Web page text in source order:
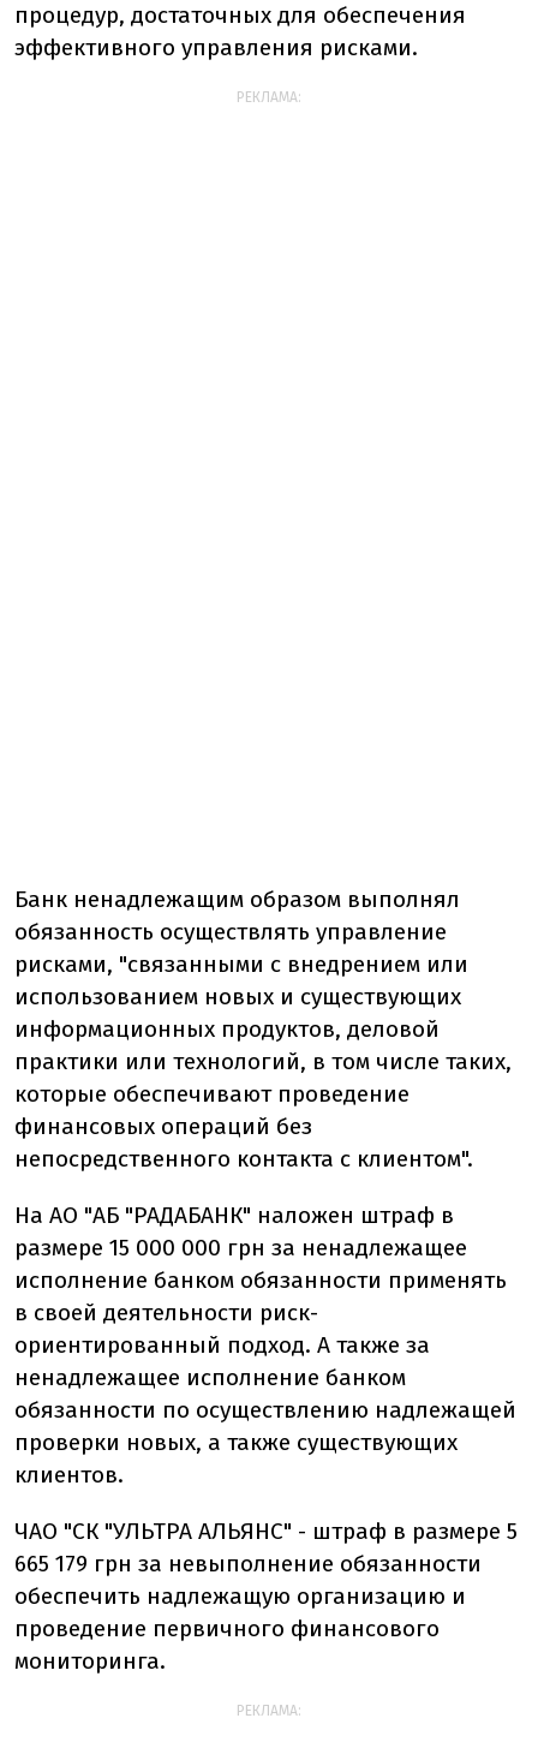
процедур, достаточных для обеспечения
эффективного управления рисками.
РЕКЛАМА:
Банк ненадлежащим образом выполнял
обязанность осуществлять управление
рисками, "связанными с внедрением или
использованием новых и существующих
информационных продуктов, деловой
практики или технологий, в том числе таких,
которые обеспечивают проведение
финансовых операций без
непосредственного контакта с клиентом".
На АО "АБ "РАДАБАНК" наложен штраф в
размере 15 000 000 грн за ненадлежащее
исполнение банком обязанности применять
в своей деятельности риск-
ориентированный подход. А также за
ненадлежащее исполнение банком
обязанности по осуществлению надлежащей
проверки новых, а также существующих
клиентов.
ЧАО "СК "УЛЬТРА АЛЬЯНС" - штраф в размере 5
665 179 грн за невыполнение обязанности
обеспечить надлежащую организацию и
проведение первичного финансового
мониторинга.
РЕКЛАМА: